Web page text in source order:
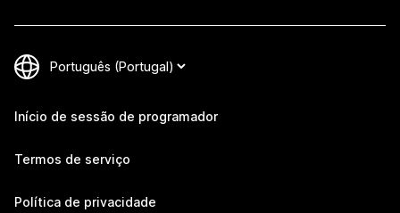
Início de sessão de programador
Termos de serviço
Política de privacidade